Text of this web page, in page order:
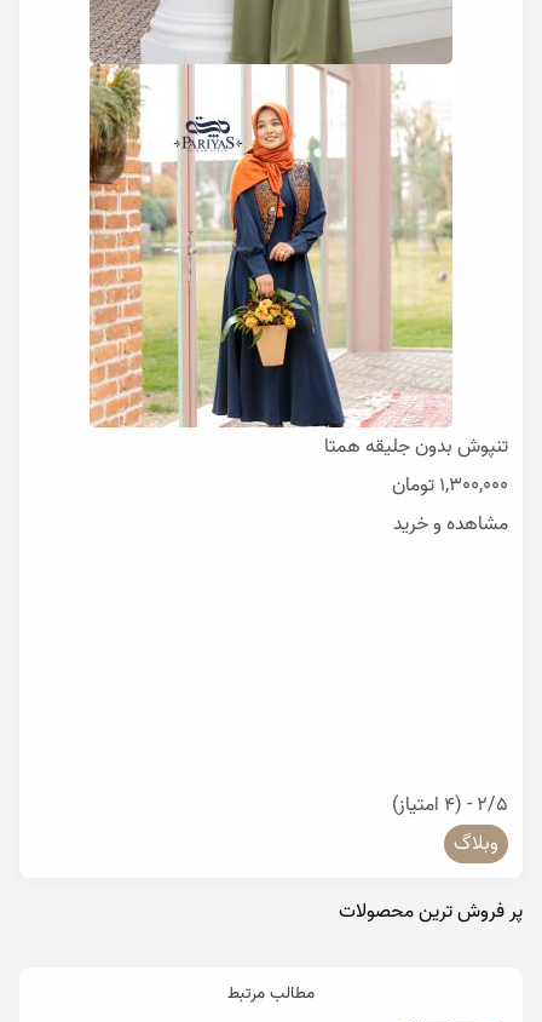
تنپوش بدون جلیقه همتا
1,300,000تومان
مشاهده و خرید
2/5 - (4 امتیاز)
وبلاگ
پر فروش ترین محصولات
مطالب مرتبط